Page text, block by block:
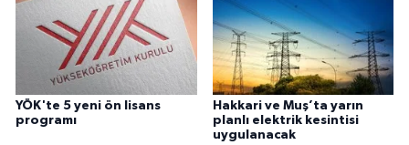
YÖK'te 5 yeni ön lisans
programı
Hakkari ve Muş’ta yarın
planlı elektrik kesintisi
uygulanacak